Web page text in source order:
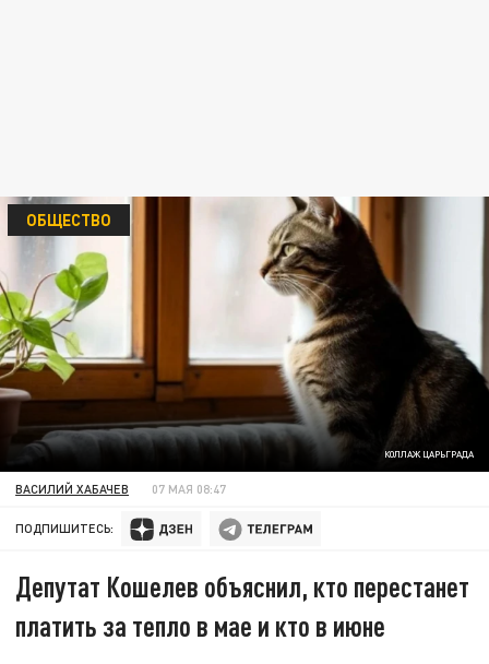
КОЛЛАЖ ЦАРЬГРАДА
ОБЩЕСТВО
ВАСИЛИЙ ХАБАЧЕВ 07 МАЯ 08:47
ПОДПИШИТЕСЬ:
Депутат Кошелев объяснил, кто перестанет
платить за тепло в мае и кто в июне